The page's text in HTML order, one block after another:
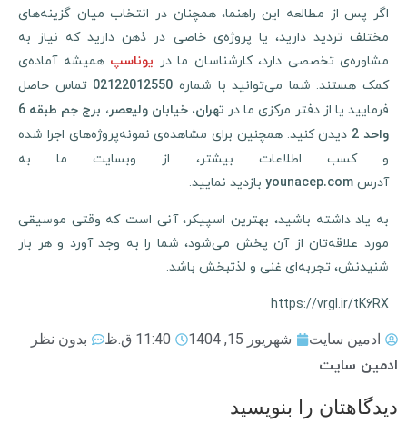
اگر پس از مطالعه این راهنما، همچنان در انتخاب میان گزینه‌های
مختلف تردید دارید، یا پروژه‌ی خاصی در ذهن دارید که نیاز به
مشاوره‌ی تخصصی دارد، کارشناسان ما در یوناسپهمیشه آماده‌ی
کمک هستند. شما می‌توانید با شماره02122012550تماس حاصل
فرمایید یا از دفتر مرکزی ما در
تهران، خیابان ولیعصر، برج جم طبقه 6
واحد 2 دیدن کنید. همچنین برای مشاهده‌ی نمونه‌پروژه‌های اجرا شده
و کسب اطلاعات بیشتر، از وبسایت ما به
آدرسyounacep.comبازدید نمایید.
به یاد داشته باشید، بهترین اسپیکر، آنی است که وقتی موسیقی
مورد علاقه‌تان از آن پخش می‌شود، شما را به وجد آورد و هر بار
شنیدنش، تجربه‌ای غنی و لذتبخش باشد.
https://vrgl.ir/tK6RX
ادمین سایت شهریور 15, 1404 11:40 ق.ظ بدون نظر
سایت
را بنویسید